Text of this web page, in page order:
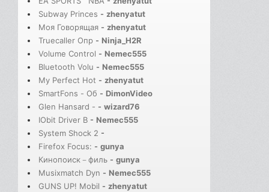
Subway Princes - zhenyatut
Моя Говорящая - zhenyatut
Truecaller Опр - Ninja_H2R
Volume Control - Nemec555
Bluetooth Volu - Nemec555
My Perfect Hot - zhenyatut
SmartFons - Об - DimonVideo
Glen Hansard - - wizard76
IObit Driver B - Nemec555
System Shock 2 -
Firefox Focus: - gunya
Кинопоиск－филь - gunya
Musixmatch Dyn - Nemec555
GUNS UP! Mobil - zhenyatut